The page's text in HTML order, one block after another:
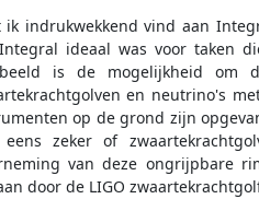
ik indrukwekkend vind aan
ideaal was voor taken
is de mogelijkheid
en neutrino's
op de grond zijn
zeker of
van deze ongrijpbare
door de LIGO